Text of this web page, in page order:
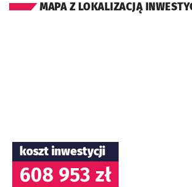
MAPA Z LOKALIZACJĄ
koszt inwestycji
608 953 zł